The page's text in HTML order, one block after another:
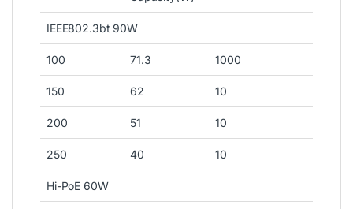
IEEE802.3bt 90W
100 71.3 1000
150 62 10
200 51 10
250 40 10
Hi-PoE 60W